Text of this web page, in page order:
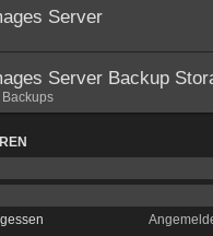
Server
Server Backup
Backups